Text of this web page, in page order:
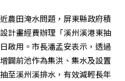
農田淹水問題，屏東縣政府積
計畫經費辦理「溪州溪港東抽
啟用。市長潘孟安表示，透過
闢前池作為集洪、集水及設置
至溪州溪排水，有效減輕長年